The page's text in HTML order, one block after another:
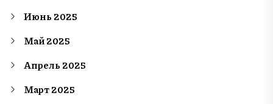
Июнь 2025
Май 2025
Апрель 2025
Март 2025